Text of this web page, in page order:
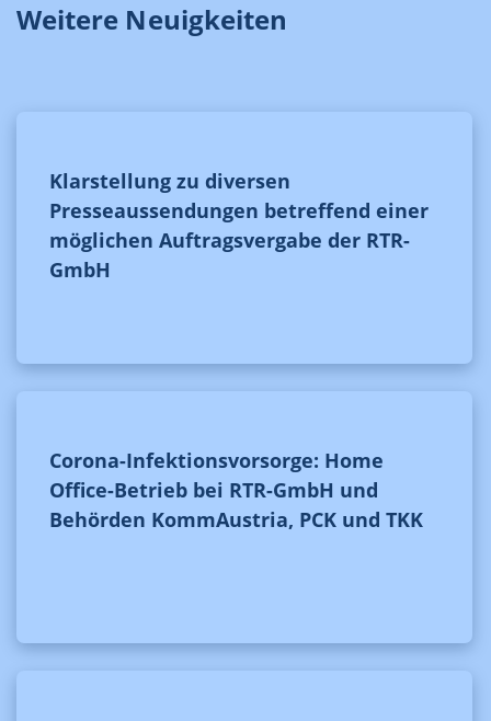
Weitere Neuigkeiten
Klarstellung zu diversen
Presseaussendungen betreffend einer
möglichen Auftragsvergabe der RTR-
GmbH
Corona-Infektionsvorsorge: Home
Office-Betrieb bei RTR-GmbH und
Behörden KommAustria, PCK und TKK